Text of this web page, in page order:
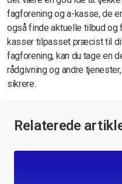
fagforening og a-kasse, de
også finde aktuelle tilbud og
kasser tilpasset præcist til
fagforening, kan du tage en
rådgivning og andre
sikrere.
Relaterede